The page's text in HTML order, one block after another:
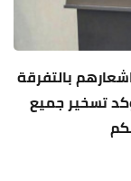
بالتفرقة
تسخير جميع